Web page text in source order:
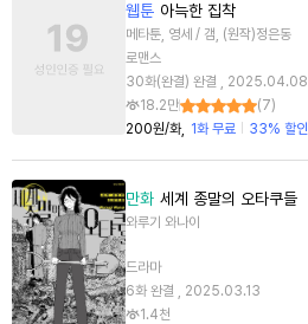
웹툰 아늑한 집착
메타툰, 영세 / 갬, (원작)정은동
로맨스
30화(완결) 완결 , 2025.04.08
18.2만
(7)
200원/화
1화 무료 33% 할인
만화 세계 종말의 오타쿠들
와루기 와나이
드라마
6화 완결 , 2025.03.13
1.4천